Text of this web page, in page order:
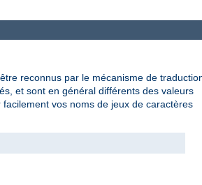
reconnus par le mécanisme de
et sont en général différents des valeurs
vos noms de jeux de caractères